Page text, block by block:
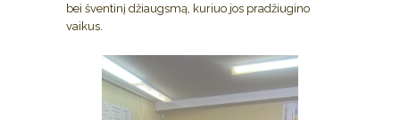
bei šventinį džiaugsmą, kuriuo jos pradžiugino
vaikus.